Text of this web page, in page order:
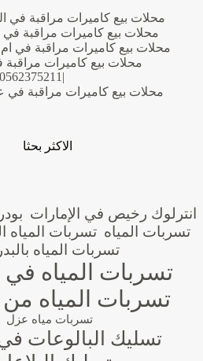
محلات بيع كاميرات مراقبة في الفجيرة
محلات بيع كاميرات مراقبة في العين
محلات بيع كاميرات مراقبة في ام القيوين
محلات بيع كاميرات
|0562375211
محلات بيع كاميرات مراقبة في عجمان
الاكثر بحثا
انترلوك رخيص في الإمارات
تسربات المياه تسربات المياه
تسربات المياه
تسربات المياه في
تسربات المياه
تسربات مياه عزل
تسليك البالوعات